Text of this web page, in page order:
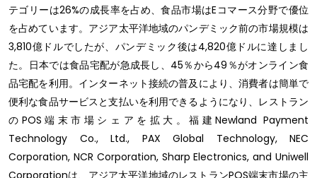
テゴリーは26%の成長率を占め、食品市場はEコマース分野で優位
を占めています。アジア太平洋地域のパンデミック前の市場規模は
3,810億ドルでしたが、パンデミック後は4,820億ドルに達しまし
た。日本では食品宅配が急成長し、45％から49％がオンライン食
品宅配を利用。インターネット接続の普及により、消費者は簡単で
便利な食品サービスと支払いを利用できるようになり、レストラン
のPOS端末市場シェアを拡大。福建Newland Payment
Technology Co., Ltd., PAX Global Technology, NEC
Corporation, NCR Corporation, Sharp Electronics, and Uniwell
Corporationは、アジア太平洋地域のレストランPOS端末市場の主